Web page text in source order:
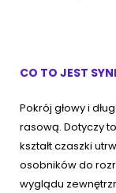
CO TO JEST
Pokrój głowy i
rasową. Dotyczy
kształt czaszki
osobników do
wyglądu